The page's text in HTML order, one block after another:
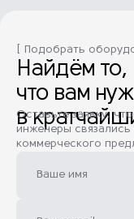
[ Подобрать
Найдём то,
что вам
в
Оставьте заявку,
инженеры
коммерческого